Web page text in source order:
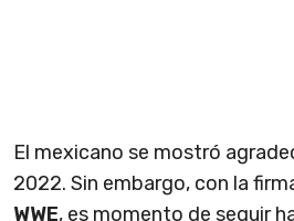
El mexicano se mostró
2022. Sin embargo, con la
WWE, es momento de seguir